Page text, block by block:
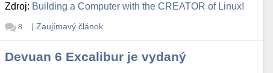
Zdroj: Building a Computer with the CREATOR of Linux!
8 | Zaujímavý článok
Devuan 6 Excalibur je vydaný